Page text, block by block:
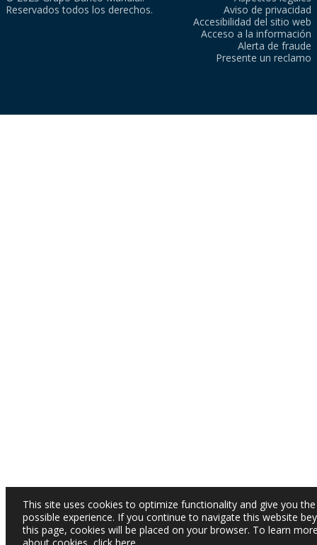
Reservados todos los derechos.
Aviso de privacidad
Accesibilidad del sitio web
Acceso a la información
Alerta de fraude
Presente un reclamo
This site uses cookies to optimize functionality and give you
possible experience. If you continue to navigate this website
this page, cookies will be placed on your browser. To learn